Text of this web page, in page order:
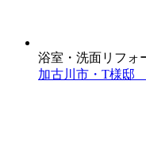
浴室・洗面リフォ
加古川市・T様邸